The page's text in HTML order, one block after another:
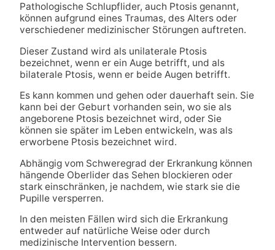
Pathologische Schlupflider, auch Ptosis genannt,
können aufgrund eines Traumas, des Alters oder
verschiedener medizinischer Störungen auftreten.
Dieser Zustand wird als unilaterale Ptosis
bezeichnet, wenn er ein Auge betrifft, und als
bilaterale Ptosis, wenn er beide Augen betrifft.
Es kann kommen und gehen oder dauerhaft sein. Sie
kann bei der Geburt vorhanden sein, wo sie als
angeborene Ptosis bezeichnet wird, oder Sie
können sie später im Leben entwickeln, was als
erworbene Ptosis bezeichnet wird.
Abhängig vom Schweregrad der Erkrankung können
hängende Oberlider das Sehen blockieren oder
stark einschränken, je nachdem, wie stark sie die
Pupille versperren.
In den meisten Fällen wird sich die Erkrankung
entweder auf natürliche Weise oder durch
medizinische Intervention bessern.